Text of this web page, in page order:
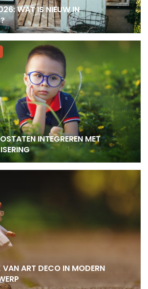
WAT IS NIEUW IN
INTEGREREN MET
ART DECO IN MODERN